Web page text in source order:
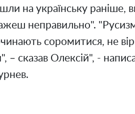
на українську раніше,
неправильно".
соромитися, не
– сказав Олексій", -